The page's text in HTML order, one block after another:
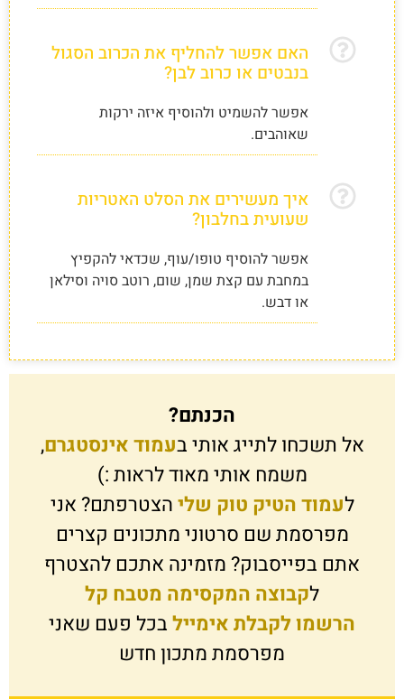
האם אפשר להחליף את הכרוב הסגול
בנבטים או כרוב לבן?
אפשר להשמיט ולהוסיף איזה ירקות
שאוהבים.
איך מעשירים את הסלט האטריות
שעועית בחלבון?
אפשר להוסיף טופו/עוף, שכדאי להקפיץ
במחבת עם קצת שמן, שום, רוטב סויה וסילאן
או דבש.
הכנתם?
אל תשכחו לתייג אותי בעמוד אינסטגרם,
משמח אותי מאוד לראות :)
לעמוד הטיק טוק שליהצטרפתם? אני
מפרסמת שם סרטוני מתכונים קצרים
אתם בפייסבוק? מזמינה אתכם להצטרף
לקבוצה המקסימה מטבח קל
הרשמו לקבלת אימיילבכל פעם שאני
מפרסמת מתכון חדש